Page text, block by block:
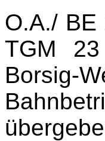
O.A./ BE
TGM
Borsig-